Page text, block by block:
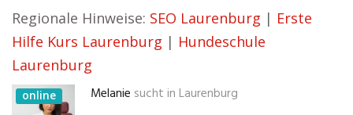
Regionale Hinweise: SEO Laurenburg | Erste
Hilfe Kurs Laurenburg | Hundeschule
Laurenburg
online Melanie sucht in Laurenburg